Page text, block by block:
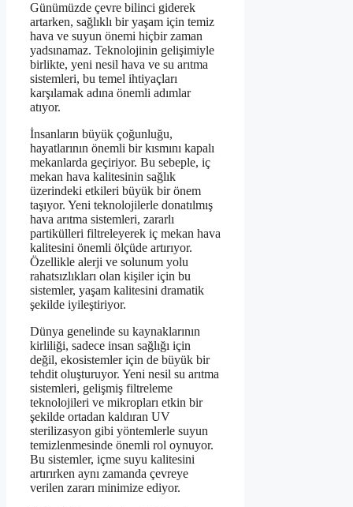
Günümüzde çevre bilinci giderek
artarken, sağlıklı bir yaşam için temiz
hava ve suyun önemi hiçbir zaman
yadsınamaz. Teknolojinin gelişimiyle
birlikte, yeni nesil hava ve su arıtma
sistemleri, bu temel ihtiyaçları
karşılamak adına önemli adımlar
atıyor.
İnsanların büyük çoğunluğu,
hayatlarının önemli bir kısmını kapalı
mekanlarda geçiriyor. Bu sebeple, iç
mekan hava kalitesinin sağlık
üzerindeki etkileri büyük bir önem
taşıyor. Yeni teknolojilerle donatılmış
hava arıtma sistemleri, zararlı
partikülleri filtreleyerek iç mekan hava
kalitesini önemli ölçüde artırıyor.
Özellikle alerji ve solunum yolu
rahatsızlıkları olan kişiler için bu
sistemler, yaşam kalitesini dramatik
şekilde iyileştiriyor.
Dünya genelinde su kaynaklarının
kirliliği, sadece insan sağlığı için
değil, ekosistemler için de büyük bir
tehdit oluşturuyor. Yeni nesil su arıtma
sistemleri, gelişmiş filtreleme
teknolojileri ve mikropları etkin bir
şekilde ortadan kaldıran UV
sterilizasyon gibi yöntemlerle suyun
temizlenmesinde önemli rol oynuyor.
Bu sistemler, içme suyu kalitesini
artırırken aynı zamanda çevreye
verilen zararı minimize ediyor.